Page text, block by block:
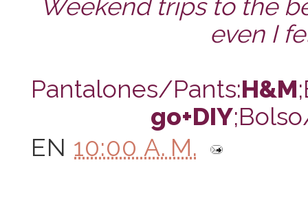
Weekend trips to the
even I
Pantalones/Pants:H&M
go+DIY
EN 10:00 A. M.